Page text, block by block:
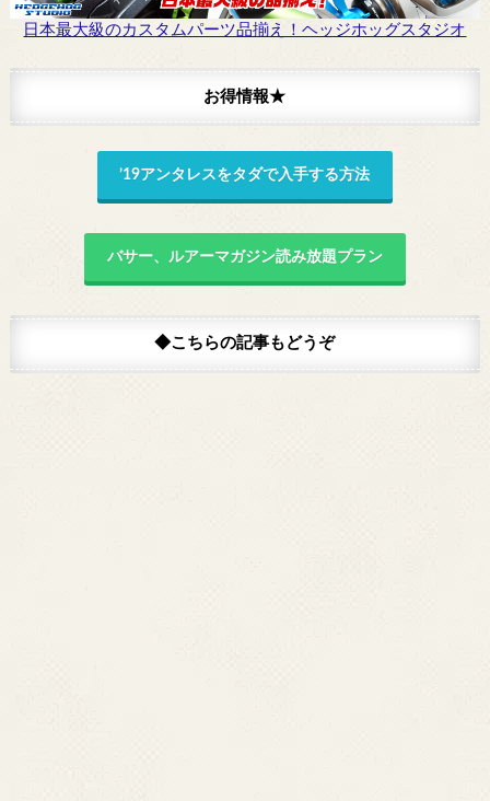
日本最大級のカスタムパーツ品揃え！ヘッジホッグスタジオ
お得情報★
’19アンタレスをタダで入手する方法
バサー、ルアーマガジン読み放題プラン
◆こちらの記事もどうぞ